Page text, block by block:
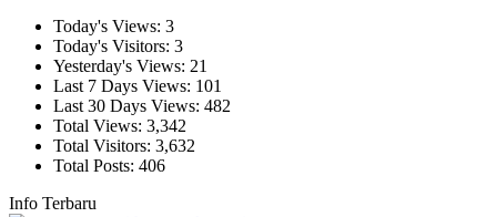
Today's Views: 3
Today's Visitors: 3
Yesterday's Views: 21
Last 7 Days Views: 101
Last 30 Days Views: 482
Total Views: 3,342
Total Visitors: 3,632
Total Posts: 406
Info Terbaru